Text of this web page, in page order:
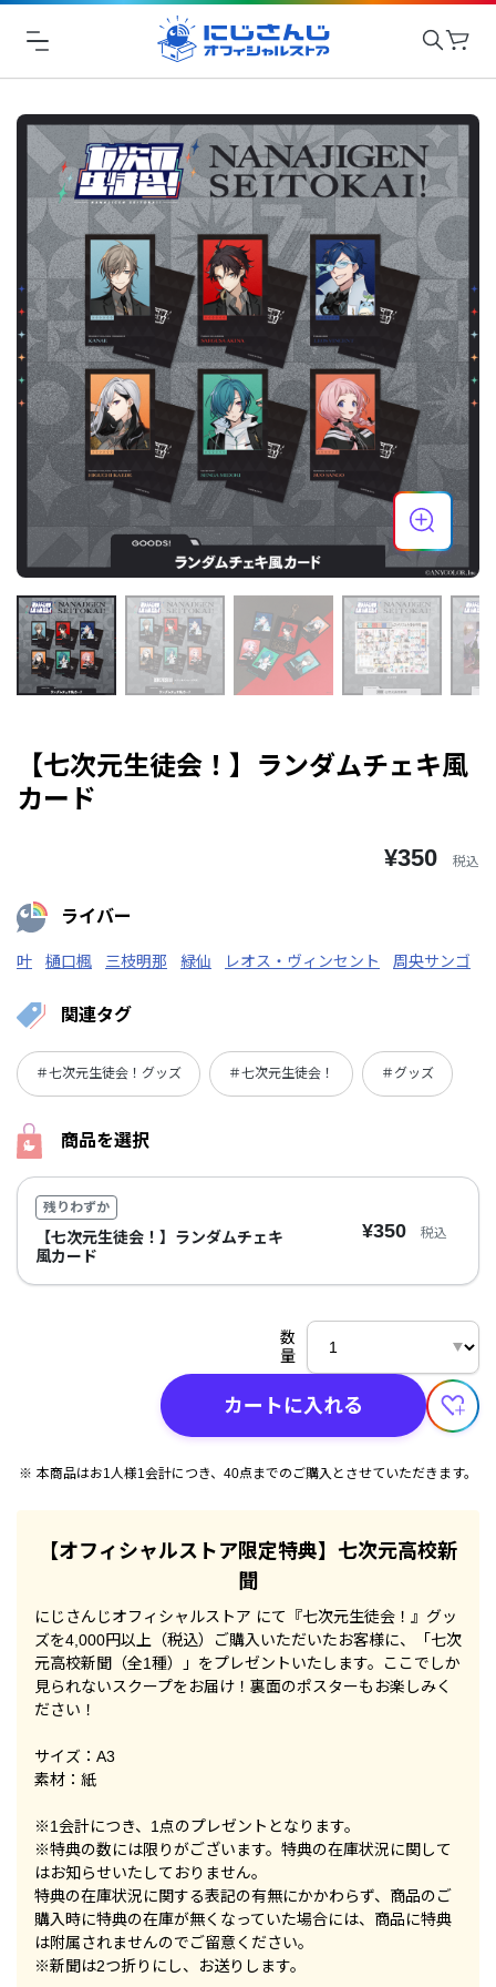
【七次元生徒会！】ランダムチェキ風
カード
¥350 税込
ライバー
叶 樋口楓 三枝明那 緑仙 レオス・ヴィンセント 周央サンゴ
関連タグ
＃七次元生徒会！グッズ ＃七次元生徒会！ ＃グッズ
商品を選択
残りわずか
【七次元生徒会！】ランダムチェキ
風カード
¥350 税込
数
量
カートに入れる
本商品はお1人様1会計につき、40点までのご購入とさせていただきます。
【オフィシャルストア限定特典】七次元高校新
聞
にじさんじオフィシャルストア にて『七次元生徒会！』グッ
ズを4,000円以上（税込）ご購入いただいたお客様に、「七次
元高校新聞（全1種）」をプレゼントいたします。ここでしか
見られないスクープをお届け！裏面のポスターもお楽しみく
ださい！
サイズ：A3
素材：紙
※1会計につき、1点のプレゼントとなります。
※特典の数には限りがございます。特典の在庫状況に関して
はお知らせいたしておりません。
特典の在庫状況に関する表記の有無にかかわらず、商品のご
購入時に特典の在庫が無くなっていた場合には、商品に特典
は附属されませんのでご留意ください。
※新聞は2つ折りにし、お送りします。